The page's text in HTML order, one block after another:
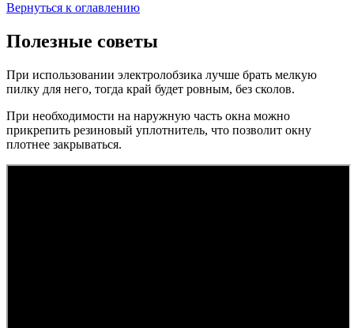
Вернуться к оглавлению
Полезные советы
При использовании электролобзика лучше брать мелкую
пилку для него, тогда край будет ровным, без сколов.
При необходимости на наружную часть окна можно
прикрепить резиновый уплотнитель, что позволит окну
плотнее закрываться.